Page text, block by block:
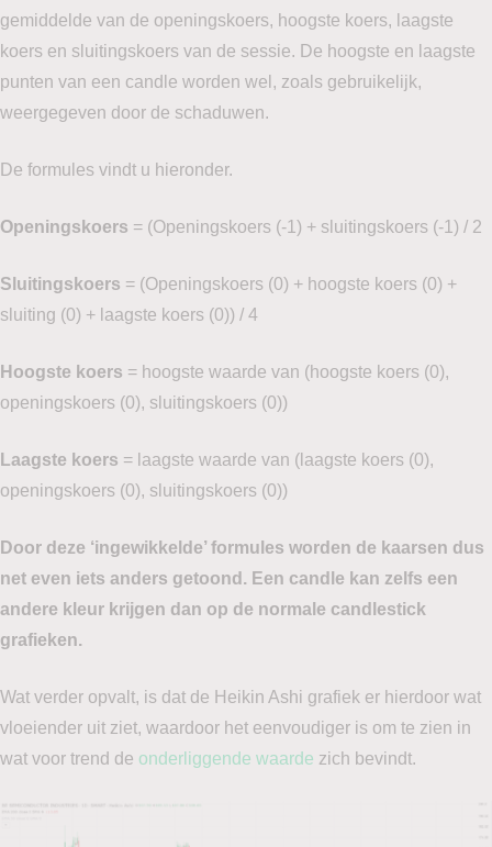
gemiddelde van de openingskoers, hoogste koers, laagste
koers en sluitingskoers van de sessie. De hoogste en laagste
punten van een candle worden wel, zoals gebruikelijk,
weergegeven door de schaduwen.
De formules vindt u hieronder.
Openingskoers = (Openingskoers (-1) + sluitingskoers (-1) / 2
Sluitingskoers = (Openingskoers (0) + hoogste koers (0) +
sluiting (0) + laagste koers (0)) / 4
Hoogste koers = hoogste waarde van (hoogste koers (0),
openingskoers (0), sluitingskoers (0))
Laagste koers = laagste waarde van (laagste koers (0),
openingskoers (0), sluitingskoers (0))
Door deze ‘ingewikkelde’ formules worden de kaarsen dus
net even iets anders getoond. Een candle kan zelfs een
andere kleur krijgen dan op de normale candlestick
grafieken.
Wat verder opvalt, is dat de Heikin Ashi grafiek er hierdoor wat
vloeiender uit ziet, waardoor het eenvoudiger is om te zien in
wat voor trend de onderliggende waarde zich bevindt.